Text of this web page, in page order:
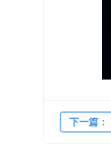
下一篇：